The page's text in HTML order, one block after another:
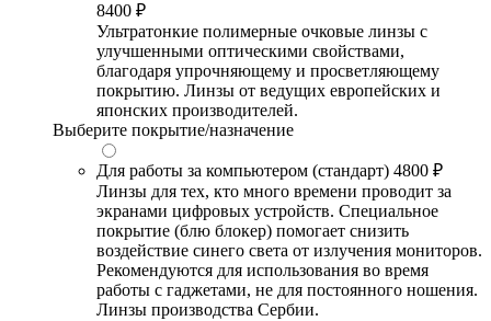
8400 ₽
Ультратонкие полимерные очковые линзы с
улучшенными оптическими свойствами,
благодаря упрочняющему и просветляющему
покрытию. Линзы от ведущих европейских и
японских производителей.
Выберите покрытие/назначение
Для работы за компьютером (стандарт) 4800 ₽
Линзы для тех, кто много времени проводит за
экранами цифровых устройств. Специальное
покрытие (блю блокер) помогает снизить
воздействие синего света от излучения мониторов.
Рекомендуются для использования во время
работы с гаджетами, не для постоянного ношения.
Линзы производства Сербии.